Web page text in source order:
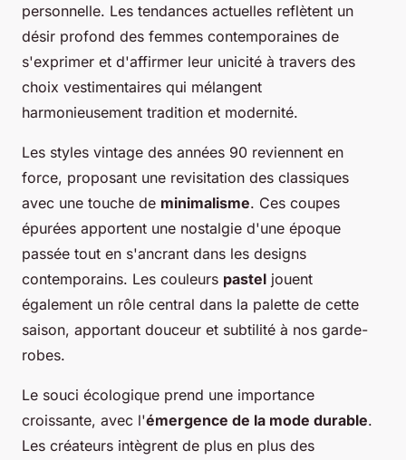
personnelle. Les tendances actuelles reflètent un
désir profond des femmes contemporaines de
s'exprimer et d'affirmer leur unicité à travers des
choix vestimentaires qui mélangent
harmonieusement tradition et modernité.
Les styles vintage des années 90 reviennent en
force, proposant une revisitation des classiques
avec une touche de minimalisme. Ces coupes
épurées apportent une nostalgie d'une époque
passée tout en s'ancrant dans les designs
contemporains. Les couleurs pastel jouent
également un rôle central dans la palette de cette
saison, apportant douceur et subtilité à nos garde-
robes.
Le souci écologique prend une importance
croissante, avec l'émergence de la mode durable.
Les créateurs intègrent de plus en plus des